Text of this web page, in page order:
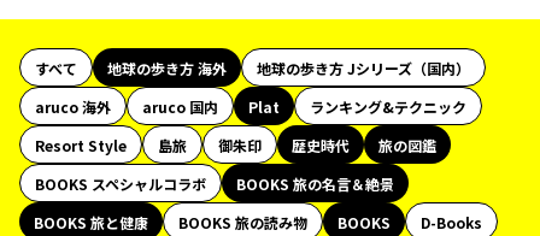
すべて 地球の歩き方 海外
地球の歩き方 Jシリーズ（国内）
aruco 海外
aruco 国内 Plat
ランキング&テクニック
Resort Style
島旅 御朱印 歴史時代
旅の図鑑
BOOKS スペシャルコラボ
BOOKS 旅の名言＆絶景
BOOKS 旅と健康
BOOKS 旅の読み物 BOOKS
D-Books